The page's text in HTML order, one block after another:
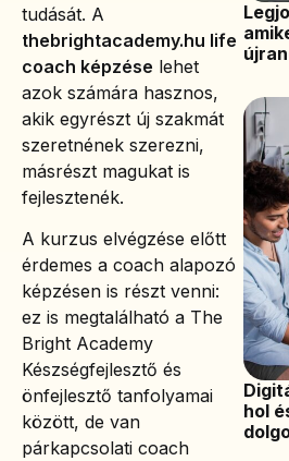
tudását. A
thebrightacademy.hu life
coach képzése lehet
azok számára hasznos,
akik egyrészt új szakmát
szeretnének szerezni,
másrészt magukat is
fejlesztenék.
A kurzus elvégzése előtt
érdemes a coach alapozó
képzésen is részt venni:
ez is megtalálható a The
Bright Academy
Készségfejlesztő és
önfejlesztő tanfolyamai
között, de van
párkapcsolati coach
hol